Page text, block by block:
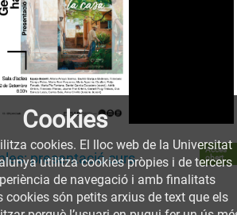
presentació curs
Accés
obert
Cookies
cookies. El lloc web de la Universitat
utilitza cookies pròpies i de tercers
de navegació i amb finalitats
cookies són petits arxius de text que els